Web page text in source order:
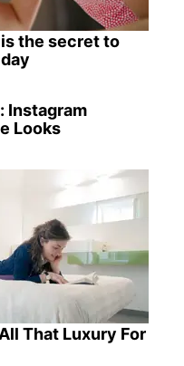
the secret to
Instagram
Looks
That Luxury For